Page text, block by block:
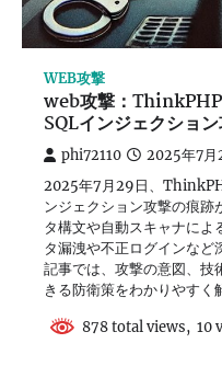
WEB攻撃
web攻撃：ThinkPHP
SQLインジェクショ
phi72110 2025年7月
2025年7月29日、
ンジェクション攻撃の痕跡
タ構文や自動スキャナによ
タ漏洩や不正ログインなど
記事では、攻撃の意図、技
きる防衛策をわかりやすく
878 total views, 10